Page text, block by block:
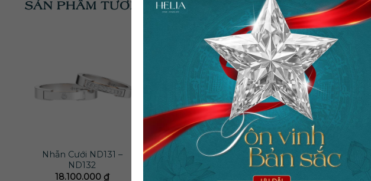
SẢN PHẨM TƯƠNG TỰ
Nhẫn Cưới ND131 –
ND132
18.100.000 ₫
Nhẫn Cưới
Appointment
28.300.000
Nhẫn Cưới ND143 –
ND144